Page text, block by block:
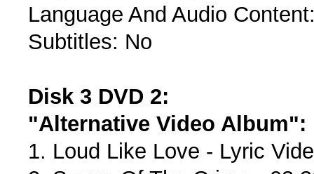
Language And Audio
Subtitles: No
Disk 3 DVD 2:
"Alternative Video Album":
1. Loud Like Love - Lyric